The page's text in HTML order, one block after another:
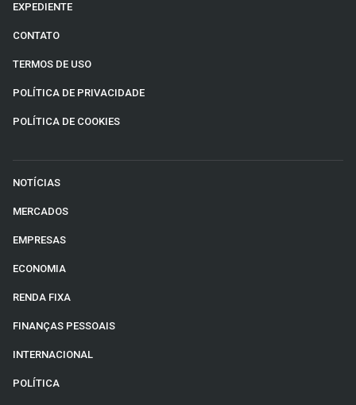
EXPEDIENTE
CONTATO
TERMOS DE USO
POLÍTICA DE PRIVACIDADE
POLÍTICA DE COOKIES
NOTÍCIAS
MERCADOS
EMPRESAS
ECONOMIA
RENDA FIXA
FINANÇAS PESSOAIS
INTERNACIONAL
POLÍTICA